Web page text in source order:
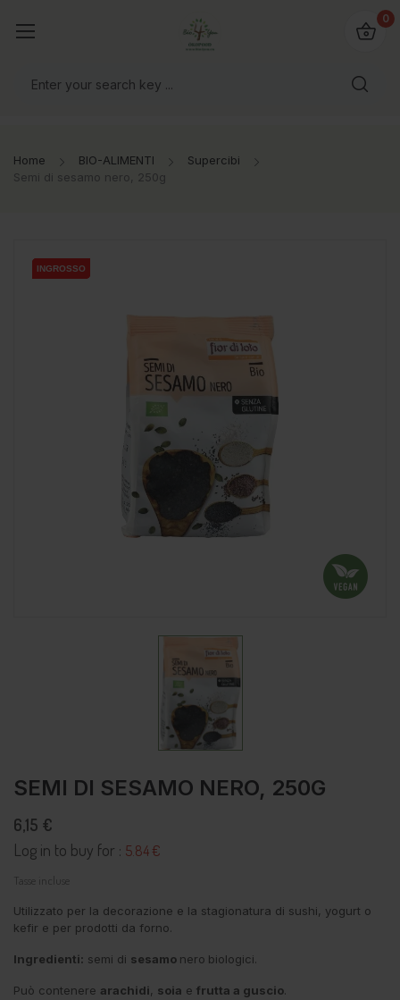
mondo!
0
Home BIO-ALIMENTI
Supercibi
Semi di sesamo nero, 250g
INGROSSO
INGROSSO
INGROSSO
INGROSSO
SEMI DI SESAMO NERO, 250G
6,15 €
Log in to buy for : 5.84 €
Tasse incluse
Utilizzato per la decorazione e la stagionatura di sushi, yogurt o
kefir e per prodotti da forno.
Ingredienti: semi di sesamo nero biologici.
Può contenere arachidi, soia e frutta a guscio.